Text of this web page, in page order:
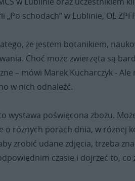
schodach” w Lublinie, OL
że jestem botanikiem,
Choć może zwierzęta są
– mówi Marek Kucharczyk -
w nich odnaleźć.
wystawa poświęcona zbożu.
o różnych porach dnia, w różnej
zrobić udane zdjęcia, trzeba
czasie i dojrzeć to, co